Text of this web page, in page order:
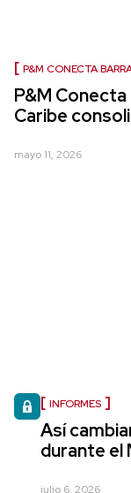
P&M CONECTA
P&M
Caribe
mayo 11, 2026
INFORMES
Así
durante el
julio 6, 2026